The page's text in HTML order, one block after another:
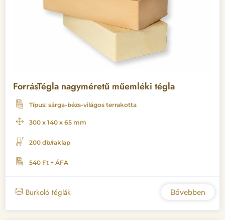
ForrásTégla nagyméretű műemléki tégla
Típus: sárga-bézs-világos terrakotta
300 x 140 x 65 mm
200 db/raklap
540 Ft + ÁFA
Burkoló téglák Bővebben